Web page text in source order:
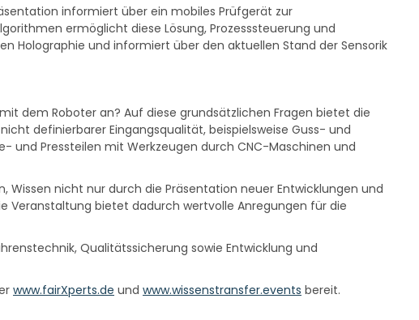
informiert über ein mobiles Prüfgerät zur
ermöglicht diese Lösung, Prozesssteuerung und
Holographie und informiert über den aktuellen Stand der Sensorik
dem Roboter an? Auf diese grundsätzlichen Fragen bietet die
definierbarer Eingangsqualität, beispielsweise Guss- und
und Pressteilen mit Werkzeugen durch CNC-Maschinen und
nicht nur durch die Präsentation neuer Entwicklungen und
Veranstaltung bietet dadurch wertvolle Anregungen für die
Qualitätssicherung sowie Entwicklung und
www.fairXperts.de und www.wissenstransfer.events bereit.